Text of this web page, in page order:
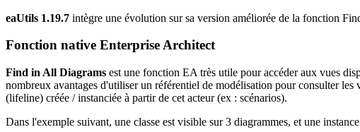
eaUtils 1.19.7 intègre une évolution sur sa version améliorée de la fonction
Fonction native Enterprise Architect
Find in All Diagrams est une fonction EA très utile pour accéder aux vues
nombreux avantages d'utiliser un référentiel de modélisation pour consulter
(lifeline) créée / instanciée à partir de cet acteur (ex : scénarios).
Dans l'exemple suivant, une classe est visible sur 3 diagrammes, et une